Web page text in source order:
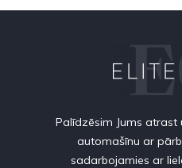
Palīdzēsim Jums
automašīnu ar
sadarbojamies ar